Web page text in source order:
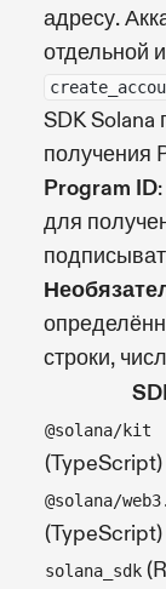
адресу.
отдельной
SDK
получения
Program ID
для
строки,
@solana/kit
(TypeScript)
@solana/
(TypeScript)
solana_sdk